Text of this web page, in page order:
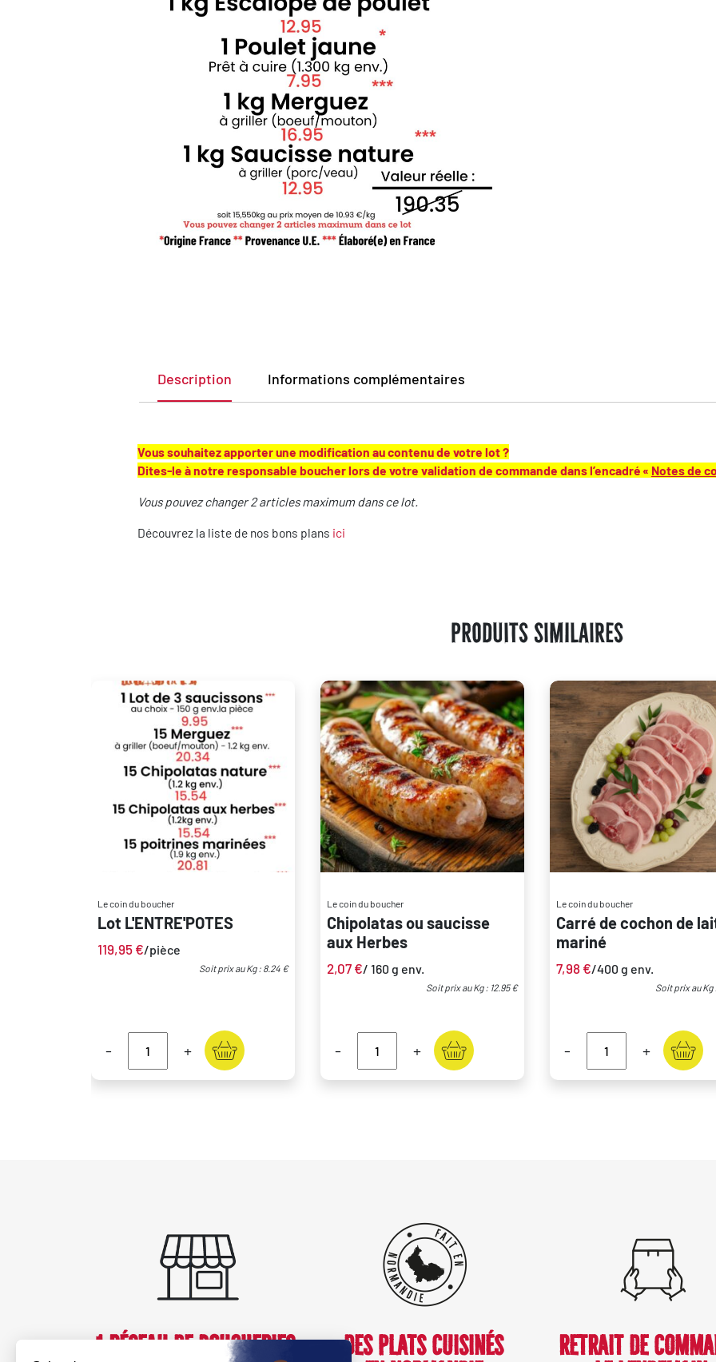
Description Informations complémentaires
Vous souhaitez apporter une modification au contenu de votre lot ?
Dites-le à notre responsable boucher lors de votre validation de commande dans l’encadré « Notes de
Vous pouvez changer 2 articles maximum dans ce lot.
Découvrez la liste de nos bons plans ici
Produits Similaires
Le coin du boucher
Lot L'ENTRE'POTES
119,95 €/pièce
Soit prix au Kg : 8.24 €
- +
Le coin du boucher
Chipolatas ou saucisse
aux Herbes
2,07 €/ 160 g env.
Soit prix au Kg : 12.95 €
- +
Le coin du boucher
Carré de cochon de
mariné
7,98 €/400 g env.
Soit prix au Kg
- +
1 RÉSEAU DE BOUCHERIES
DES PLATS CUISINÉS
RETRAIT DE